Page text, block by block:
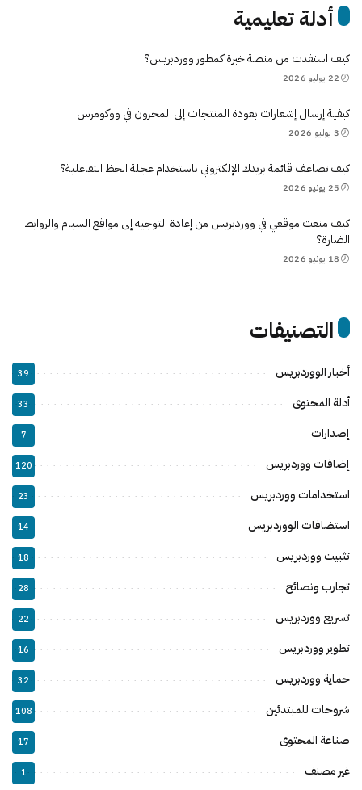
أدلة تعليمية
كيف استفدت من منصة خبرة كمطور ووردبريس؟
22 يوليو 2026
كيفية إرسال إشعارات بعودة المنتجات إلى المخزون في ووكومرس
3 يوليو 2026
كيف تضاعف قائمة بريدك الإلكتروني باستخدام عجلة الحظ التفاعلية؟
25 يونيو 2026
كيف منعت موقعي في ووردبريس من إعادة التوجيه إلى مواقع السبام والروابط
الضارة؟
18 يونيو 2026
التصنيفات
أخبار الووردبريس 39
أدلة المحتوى 33
إصدارات 7
إضافات ووردبريس 120
استخدامات ووردبريس 23
استضافات الووردبريس 14
تثبيت ووردبريس 18
تجارب ونصائح 28
تسريع ووردبريس 22
تطوير ووردبريس 16
حماية ووردبريس 32
شروحات للمبتدئين 108
صناعة المحتوى 17
غير مصنف 1